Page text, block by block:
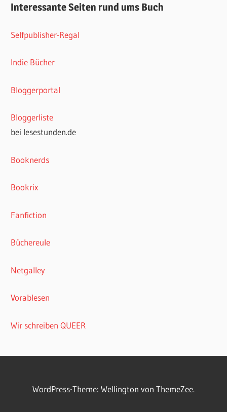
Interessante Seiten rund ums Buch
Selfpublisher-Regal
Indie Bücher
Bloggerportal
Bloggerliste
bei lesestunden.de
Booknerds
Bookrix
Fanfiction
Büchereule
Netgalley
Vorablesen
Wir schreiben QUEER
WordPress-Theme: Wellington von ThemeZee.